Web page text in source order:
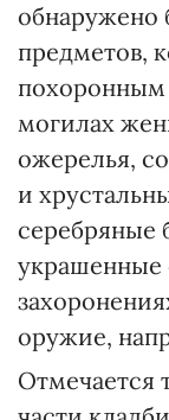
обнаружено
предметов,
похоронным
могилах
ожерелья,
и
серебряные
украшенные
оружие,
Отмечается